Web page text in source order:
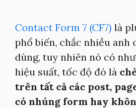
Contact Form 7 (CF7) là
phổ biến, chắc nhiều anh
dùng, tuy nhiên nó có
hiệu suất, tốc độ đó là
trên tất cả các post,
có nhúng form hay